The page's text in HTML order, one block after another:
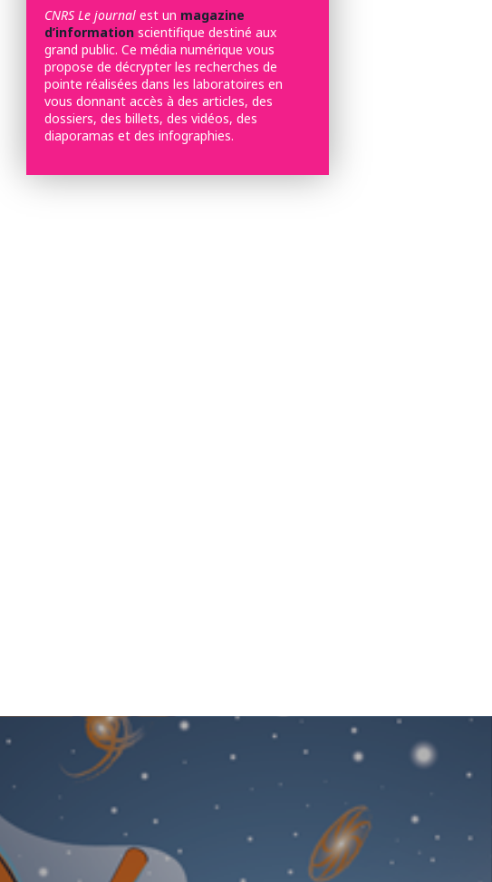
CNRS Le journal est un magazine
d’information scientifique destiné aux
grand public. Ce média numérique vous
propose de décrypter les recherches de
pointe réalisées dans les laboratoires en
vous donnant accès à des articles, des
dossiers, des billets, des vidéos, des
diaporamas et des infographies.